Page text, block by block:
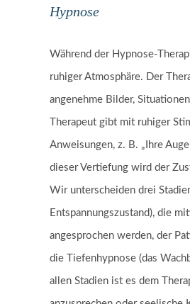
Hypnose
Während der Hypnose-
ruhiger Atmosphäre. Der
angenehme Bilder,
Therapeut gibt mit ruhiger
Anweisungen, z. B. „Ihre
dieser Vertiefung wird der
Wir unterscheiden drei
Entspannungszustand), die
angesprochen werden, der
die Tiefenhypnose (das
allen Stadien ist es dem